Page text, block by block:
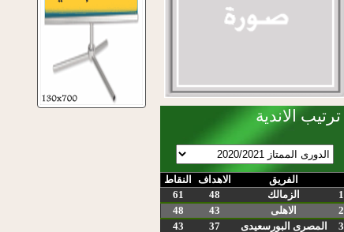
ترتيب الاندية
الفريق الاهداف
النقاط
1
الزمالك 48
61
2
الاهلى 43
48
3
المصرى البورسعيدى 37
43